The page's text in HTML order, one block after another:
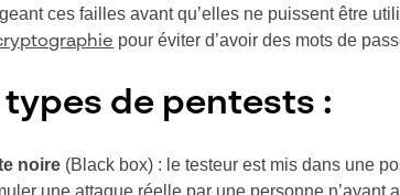
ces failles avant qu’elles ne puissent être
pour éviter d’avoir des mots de
de pentests :
noire (Black box) : le testeur est mis dans une